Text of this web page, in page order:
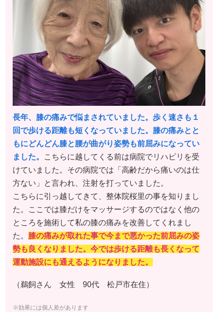
長年、膝の痛みで悩まされていました。歩く速さも１
回で歩ける距離も短くなっていました。膝の痛みとと
もにどんどん膝と腰が曲がり姿勢も前屈みになってい
ました。
こちらに越してくる前は病院でリハビリを受
けていました。その病院では「高齢だから痛いのは仕
方ない」と言われ、注射を打っていました。
こちらに引っ越してきて、整体院桜里の事を知りまし
た。ここでは膝だけをマッサージするのではなく他の
ところを施術して私の膝の痛みを改善してくれまし
た。 膝の痛みが取れた事で今まで悪かった前屈みの姿
勢も良くなりました。今では歩ける距離も長くなって
運動施設にも通えるようになりました。
（鵜飼さん 女性 90代 松戸市在住）
※効果には個人差があります